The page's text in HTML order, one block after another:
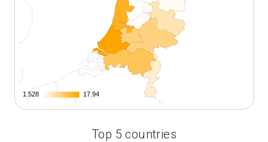
1.528
1.528 17.94
17.94
Top 5 countries